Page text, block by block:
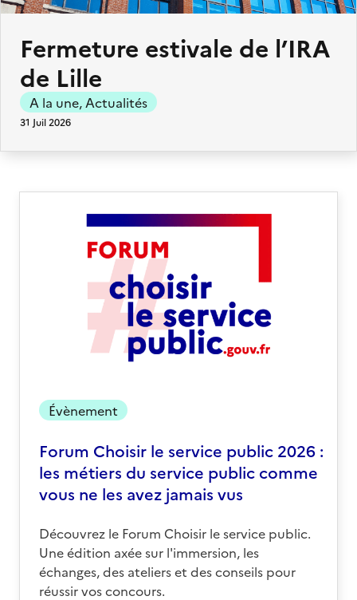
Fermeture estivale de l’IRA
de Lille
A la une, Actualités
31 Juil 2026
Évènement
Forum Choisir le service public 2026 :
les métiers du service public comme
vous ne les avez jamais vus
Découvrez le Forum Choisir le service public.
Une édition axée sur l'immersion, les
échanges, des ateliers et des conseils pour
réussir vos concours.